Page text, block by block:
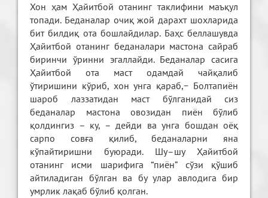
Хон ҳам Ҳайитбой отанинг таклифини маъқул
топади. Беданалар очиқ жой дарахт шохларида
бит билдиқ ота бошлайдилар. Баҳс беллашувда
Ҳайитбой отанинг беданалари мастона сайраб
биринчи ўринни эгаллайди. Беданалар сасига
Ҳайитбой ота маст одамдай чайқалиб
ўтиришини кўриб, хон унга қараб,− Болтапиён
шароб лаззатидан маст бўлганидай сиз
беданалар мастона овозидан пиён бўлиб
қолдингиз – ку, – дейди ва унга бошдан оёқ
сарпо совға қилиб, беданаларни яна
кўпайтиришни буюради. Шу–шу Ҳайитбой
отанинг исми шарифига “пиён” сўзи қўшиб
айтиладиган бўлган ва бу улар авлодига бир
умрлик лақаб бўлиб қолган.